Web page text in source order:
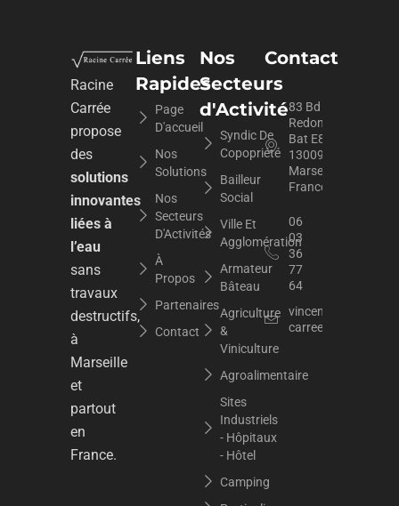
Racine
Carrée
propose
des
solutions
innovantes
liées à
l’eau
sans
travaux
destructifs,
à
Marseille
et
partout
en
France.
Liens
Rapides
Page
D'accueil
Nos
Solutions
Nos
Secteurs
D'Activités
À
Propos
Partenaires
Contact
Nos
Secteurs
d'Activité
Syndic De
Copopriété
Bailleur
Social
Ville Et
Agglomération
Armateur
Bâteau
Agriculture
&
Viniculture
Agroalimentaire
Sites
Industriels
- Hôpitaux
- Hôtel
Camping
Contact
83 Bd du
Redon
Bat E8,
13009
Marseille,
France
06
03
36
77
64
carree.org